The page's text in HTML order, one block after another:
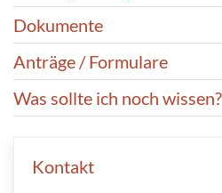
Dokumente
Anträge / Formulare
Was sollte ich noch wissen?
Kontakt